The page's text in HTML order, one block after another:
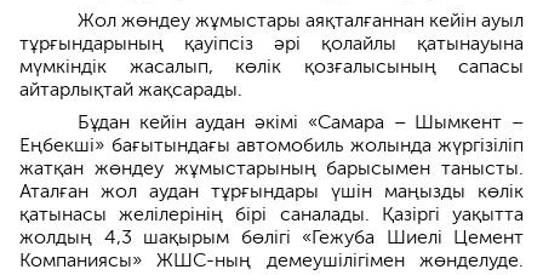
Жол жөндеу жұмыстары аяқталғаннан кейін ауыл
тұрғындарының қауіпсіз әрі қолайлы қатынауына
мүмкіндік жасалып, көлік қозғалысының сапасы
айтарлықтай жақсарады.
Бұдан кейін аудан әкімі «Самара – Шымкент –
Еңбекші» бағытындағы автомобиль жолында жүргізіліп
жатқан жөндеу жұмыстарының барысымен танысты.
Аталған жол аудан тұрғындары үшін маңызды көлік
қатынасы желілерінің бірі саналады. Қазіргі уақытта
жолдың 4,3 шақырым бөлігі «Гежуба Шиелі Цемент
Компаниясы» ЖШС-ның демеушілігімен жөнделуде.